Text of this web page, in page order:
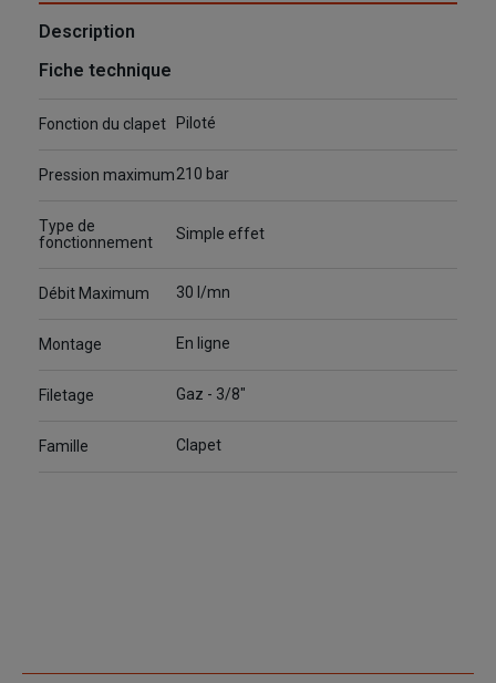
Description
Fiche technique
Fonction du clapet Piloté
Pression maximum210 bar
Type de
fonctionnement
Simple effet
Débit Maximum 30 l/mn
Montage En ligne
Filetage Gaz - 3/8"
Famille Clapet